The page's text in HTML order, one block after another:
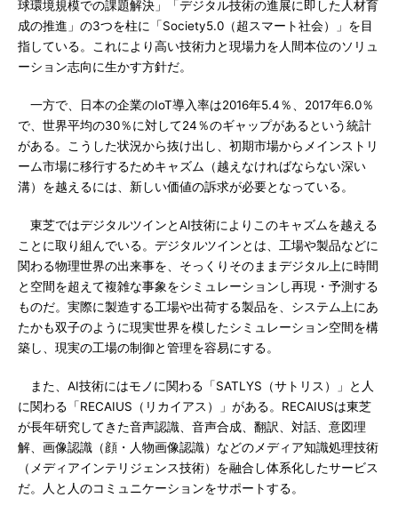
球環境規模での課題解決」「デジタル技術の進展に即した人材育
成の推進」の3つを柱に「Society5.0（超スマート社会）」を目
指している。これにより高い技術力と現場力を人間本位のソリュ
ーション志向に生かす方針だ。
一方で、日本の企業のIoT導入率は2016年5.4％、2017年6.0％
で、世界平均の30％に対して24％のギャップがあるという統計
がある。こうした状況から抜け出し、初期市場からメインストリ
ーム市場に移行するためキャズム（越えなければならない深い
溝）を越えるには、新しい価値の訴求が必要となっている。
東芝ではデジタルツインとAI技術によりこのキャズムを越える
ことに取り組んでいる。デジタルツインとは、工場や製品などに
関わる物理世界の出来事を、そっくりそのままデジタル上に時間
と空間を超えて複雑な事象をシミュレーションし再現・予測する
ものだ。実際に製造する工場や出荷する製品を、システム上にあ
たかも双子のように現実世界を模したシミュレーション空間を構
築し、現実の工場の制御と管理を容易にする。
また、AI技術にはモノに関わる「SATLYS（サトリス）」と人
に関わる「RECAIUS（リカイアス）」がある。RECAIUSは東芝
が長年研究してきた音声認識、音声合成、翻訳、対話、意図理
解、画像認識（顔・人物画像認識）などのメディア知識処理技術
（メディアインテリジェンス技術）を融合し体系化したサービス
だ。人と人のコミュニケーションをサポートする。